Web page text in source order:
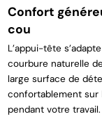
Confort
cou
L’appui-tête
courbure naturelle
large surface de
confortablement
pendant votre travail.